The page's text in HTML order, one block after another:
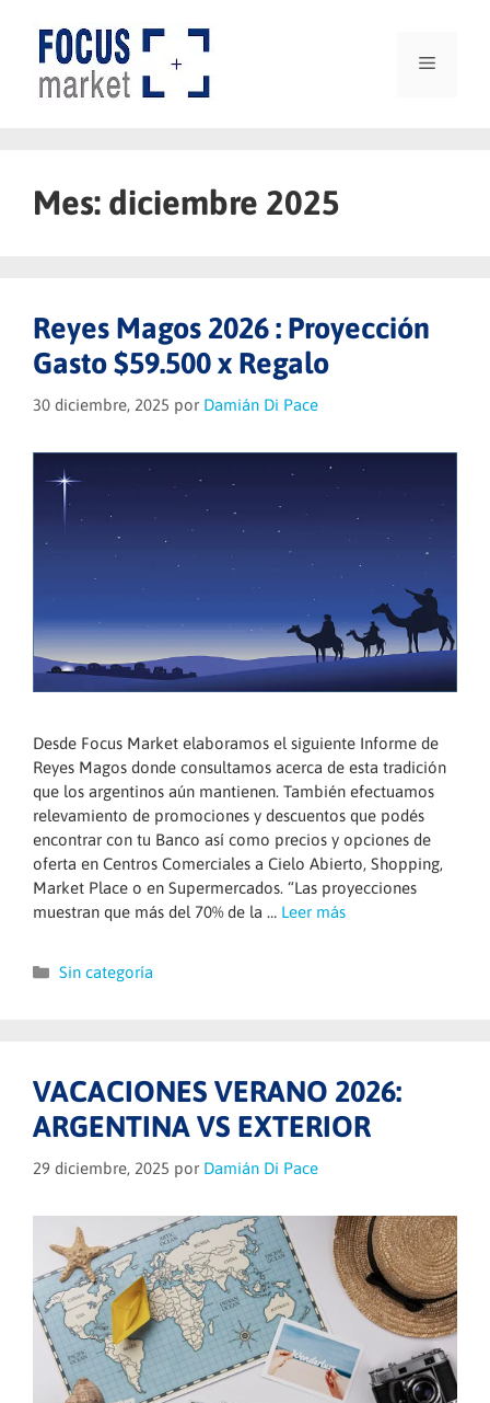
contenido
Menú
Mes: diciembre 2025
Reyes Magos 2026 : Proyección
Gasto $59.500 x Regalo
30 diciembre, 2025 por Damián Di Pace
Desde Focus Market elaboramos el siguiente Informe de
Reyes Magos donde consultamos acerca de esta tradición
que los argentinos aún mantienen. También efectuamos
relevamiento de promociones y descuentos que podés
encontrar con tu Banco así como precios y opciones de
oferta en Centros Comerciales a Cielo Abierto, Shopping,
Market Place o en Supermercados. “Las proyecciones
muestran que más del 70% de la … Leer más
Categorías
Sin categoría
VACACIONES VERANO 2026:
ARGENTINA VS EXTERIOR
29 diciembre, 2025 por Damián Di Pace